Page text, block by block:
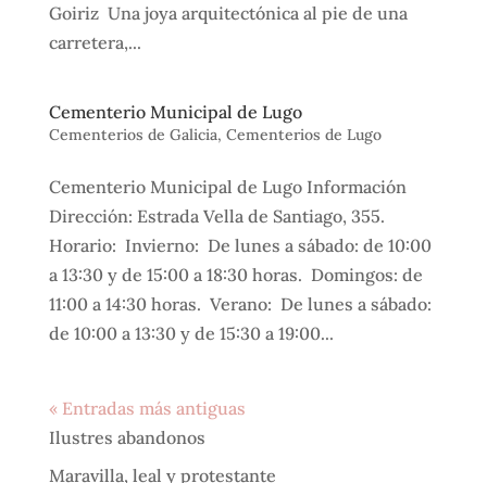
Goiriz Una joya arquitectónica al pie de una
carretera,...
Cementerio Municipal de Lugo
Cementerios de Galicia, Cementerios de Lugo
Cementerio Municipal de Lugo Información
Dirección: Estrada Vella de Santiago, 355.
Horario: Invierno: De lunes a sábado: de 10:00
a 13:30 y de 15:00 a 18:30 horas. Domingos: de
11:00 a 14:30 horas. Verano: De lunes a sábado:
de 10:00 a 13:30 y de 15:30 a 19:00...
« Entradas más antiguas
Ilustres abandonos
Maravilla, leal y protestante